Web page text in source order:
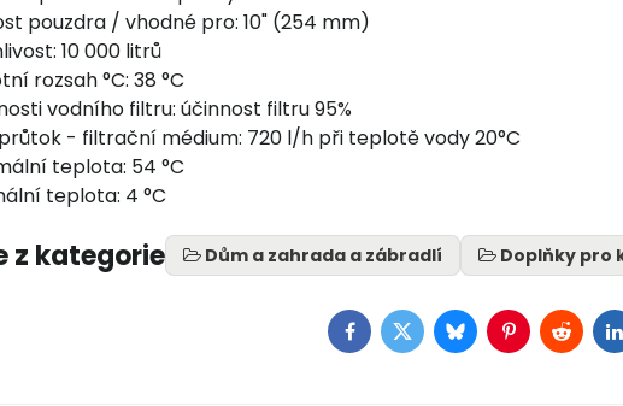
pouzdra / vhodné pro: 10" (254 mm)
10 000 litrů
rozsah °C: 38 °C
vodního filtru: účinnost filtru 95%
- filtrační médium: 720 l/h při teplotě vody 20°C
teplota: 54 °C
teplota: 4 °C
z kategorie Dům a zahrada a zábradlí Doplňky pro
Facebook
TwitterBlueskyPinterest
Reddit